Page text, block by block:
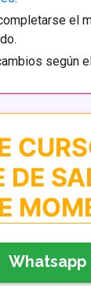
el
según
DE
Whatsapp